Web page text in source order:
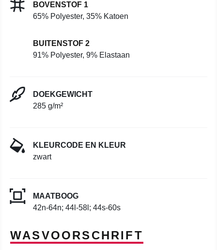
BOVENSTOF 1
65% Polyester, 35% Katoen
BUITENSTOF 2
91% Polyester, 9% Elastaan
DOEKGEWICHT
285 g/m²
KLEURCODE EN KLEUR
zwart
MAATBOOG
42n-64n; 44l-58l; 44s-60s
WASVOORSCHRIFT